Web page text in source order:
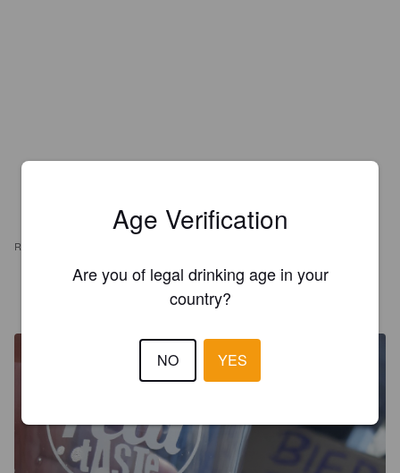
REVIEWS
CERVESIUMHH
@ Craft Beer Day Norderstedt
Age Verification
Are you of legal drinking age in your
country?
NO YES